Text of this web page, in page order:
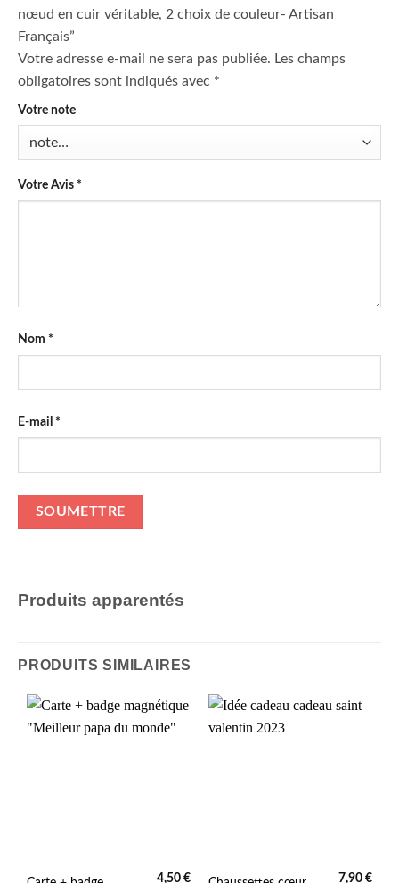
nœud en cuir véritable, 2 choix de couleur- Artisan
Français”
Votre adresse e-mail ne sera pas publiée. Les champs
obligatoires sont indiqués avec *
Votre note
Votre Avis *
Nom *
E-mail *
Produits apparentés
PRODUITS SIMILAIRES
4,50€ 7,90€